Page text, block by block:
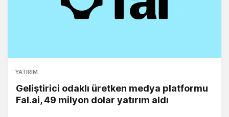
YATIRIM
Geliştirici odaklı üretken medya platformu
Fal.ai, 49 milyon dolar yatırım aldı